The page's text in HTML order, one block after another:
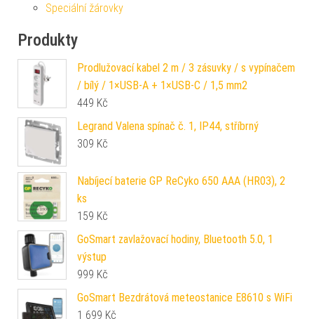
Speciální žárovky
Produkty
Prodlužovací kabel 2 m / 3 zásuvky / s vypínačem
/ bílý / 1×USB-A + 1×USB-C / 1,5 mm2
449 Kč
Legrand Valena spínač č. 1, IP44, stříbrný
309 Kč
Nabíjecí baterie GP ReCyko 650 AAA (HR03), 2
ks
159 Kč
GoSmart zavlažovací hodiny, Bluetooth 5.0, 1
výstup
999 Kč
GoSmart Bezdrátová meteostanice E8610 s WiFi
1 699 Kč